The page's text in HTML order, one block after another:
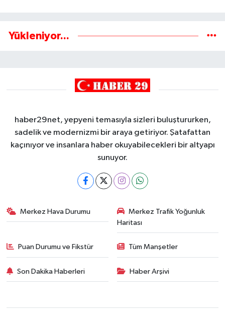
Yükleniyor...
haber29net, yepyeni temasıyla sizleri buluştururken,
sadelik ve modernizmi bir araya getiriyor. Şatafattan
kaçınıyor ve insanlara haber okuyabilecekleri bir altyapı
sunuyor.
Merkez Hava Durumu
Merkez Trafik Yoğunluk
Haritası
Puan Durumu ve Fikstür Tüm Manşetler
Son Dakika Haberleri Haber Arşivi